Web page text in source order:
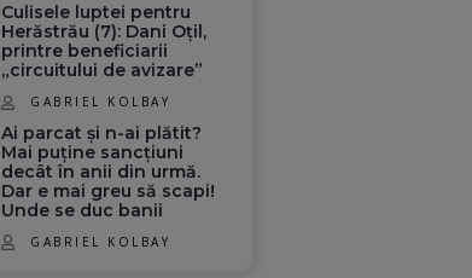
Culisele luptei pentru
Herăstrău (7): Dani Oțil,
printre beneficiarii
„circuitului de avizare”
GABRIEL KOLBAY
Ai parcat și n-ai plătit?
Mai puține sancțiuni
decât în anii din urmă.
Dar e mai greu să scapi!
Unde se duc banii
GABRIEL KOLBAY